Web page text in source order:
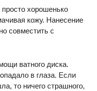
хорошенько
кожу. Нанесение
совместить с
ватного диска.
в глаза. Если
то ничего страшного,